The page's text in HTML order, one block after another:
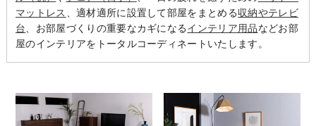
マットレス
、適材適所に設置して部屋をまとめる収納やテレビ
台 、お部屋づくりの重要なカギになるインテリア用品などお部
屋のインテリアをトータルコーディネートいたします。